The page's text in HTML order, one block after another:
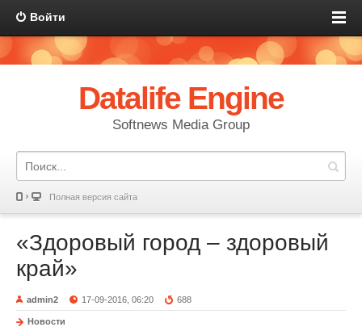
Войти
Datalife Engine
Softnews Media Group
Полная версия сайта
«Здоровый город – здоровый
край»
admin2 17-09-2016, 06:20 688
Новости